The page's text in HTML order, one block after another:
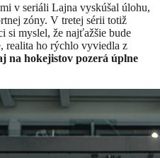
v seriáli Lajna vyskúšal úlohu,
zóny. V tretej sérii totiž
si myslel, že najťažšie bude
realita ho rýchlo vyviedla z
na hokejistov pozerá úplne